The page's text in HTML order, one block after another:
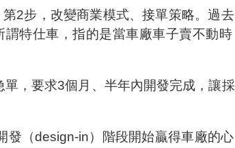
2步，改變商業模式、接單策略。過
特仕車，指的是當車廠車子賣不動
，要求3個月、半年內開發完成，讓
（design-in）階段開始贏得車廠的